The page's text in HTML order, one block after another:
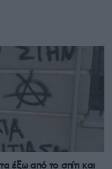
έξω από το σπίτι και